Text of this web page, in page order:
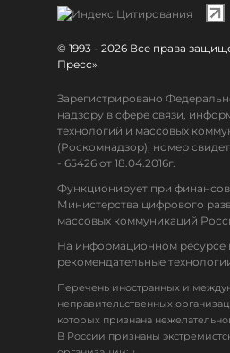
© 1993 - 2026 Все права
Пресс»
Зарегистрировано
надзору в сфере связи,
технологий и массовых
(Роскомнадзор), номер
- 65426 от 18.04.2016г.
Функционирует при
Министерства цифрового
массовых коммуникаций
На информационном ресурсе
рекомендательные
Перечень иностранных и
неправительственных
которых признана
В России признаны